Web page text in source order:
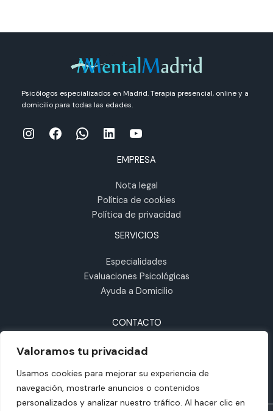
Valoramos tu privacidad
Usamos cookies para mejorar su experiencia de
navegación, mostrarle anuncios o contenidos
personalizados y analizar nuestro tráfico. Al hacer clic en
Psicólogos especializados en Madrid. Terapia presencial, online y a
domicilio para todas las edades.
Instagram
Facebook
WhatsApp
LinkedInYouTube
EMPRESA
Nota legal
Política de cookies
Política de privacidad
SERVICIOS
Especialidades
Evaluaciones Psicológicas
Ayuda a Domicilio
CONTACTO
C/ Torquemada, 10, Bajo 3, 28043 Madrid
info@mentalmadrid.com